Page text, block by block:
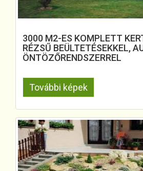
3000 M2-ES KOMPLETT
RÉZSŰ BEÜLTETÉSEKKEL,
ÖNTÖZŐRENDSZERREL
További képek